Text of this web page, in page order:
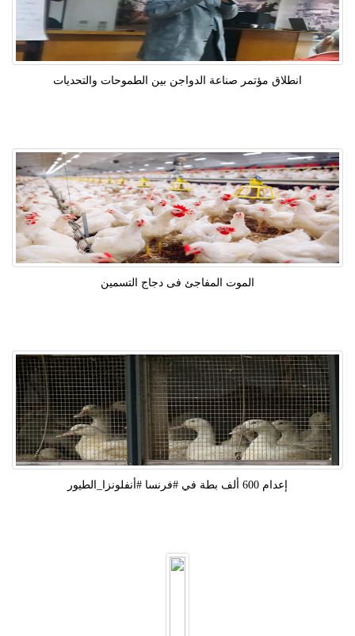
انطلاق مؤتمر صناعة الدواجن بين الطموحات والتحديات
الموت المفاجئ فى دجاج التسمين
إعدام 600 ألف بطة في #فرنسا #أنفلونزا_الطيور